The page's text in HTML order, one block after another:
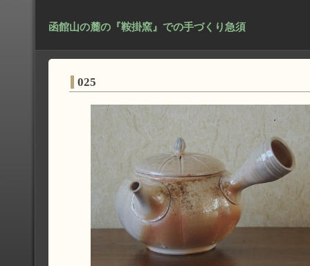
函館山の麓の『鞍掛窯』での手づくり急須
025